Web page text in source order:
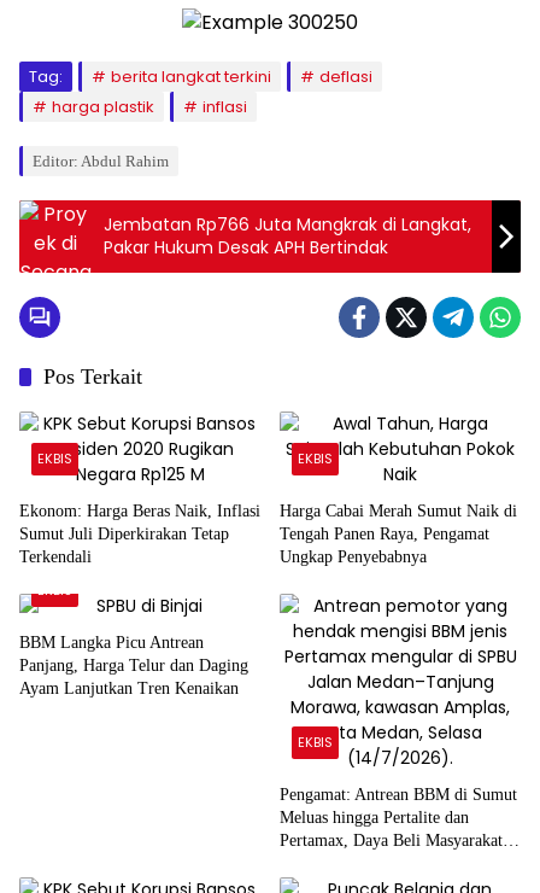
Tag: berita langkat terkini
deflasi
harga plastik
inflasi
Editor: Abdul Rahim
Jembatan Rp766 Juta Mangkrak di Langkat,
Pakar Hukum Desak APH Bertindak
Pos Terkait
EKBIS
Ekonom: Harga Beras Naik, Inflasi
Sumut Juli Diperkirakan Tetap
Terkendali
EKBIS
Harga Cabai Merah Sumut Naik di
Tengah Panen Raya, Pengamat
Ungkap Penyebabnya
EKBIS
BBM Langka Picu Antrean
Panjang, Harga Telur dan Daging
Ayam Lanjutkan Tren Kenaikan
EKBIS
Pengamat: Antrean BBM di Sumut
Meluas hingga Pertalite dan
Pertamax, Daya Beli Masyarakat